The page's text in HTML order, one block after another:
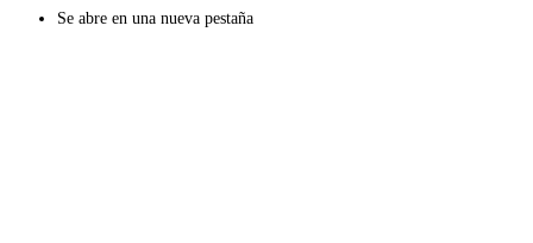
Se abre en una nueva pestaña